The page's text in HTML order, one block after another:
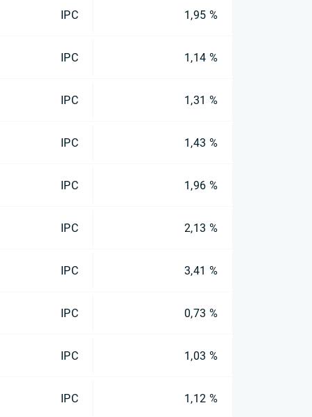
IPC 1,95 %
IPC 1,14 %
IPC 1,31 %
IPC 1,43 %
IPC 1,96 %
IPC 2,13 %
IPC 3,41 %
IPC 0,73 %
IPC 1,03 %
IPC 1,12 %